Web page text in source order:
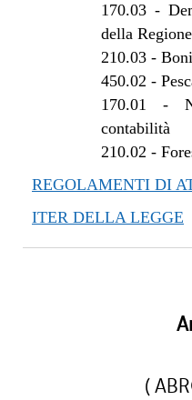
170.03-
della Regione
210.03-
450.02 -
170.01 -
contabilità
210.02 -
REGOLAMENTI DI
ITER DELLA LEGGE
(